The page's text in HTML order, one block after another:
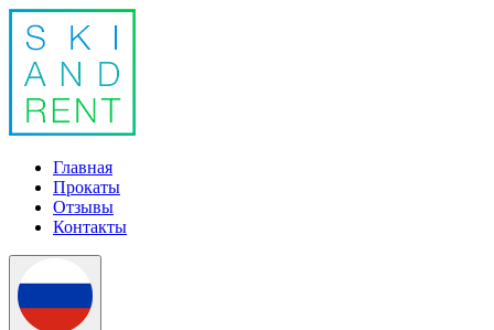
Главная
Прокаты
Отзывы
Контакты